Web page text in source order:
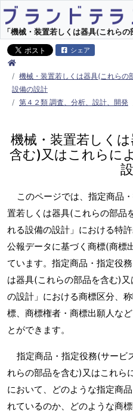
「機械・装置若しくは器具(これら
シェア
機械・装置若しくは器具(これらの
設備の設計
第４２類 調査、分析、設計、開発
機械・装置若しく
含む)又はこれらに
このページでは、指定商品
置若しくは器具(これらの部品
れる設備の設計」における特
公報データに基づく商標(商標
ています。指定商品・指定役
は器具(これらの部品を含む)
の設計」における商標区分、
標、商標権者・商標出願人な
とができます。
指定商品・指定役務(サービ
れらの部品を含む)又はこれら
において、どのような指定商
れているのか、どのような商